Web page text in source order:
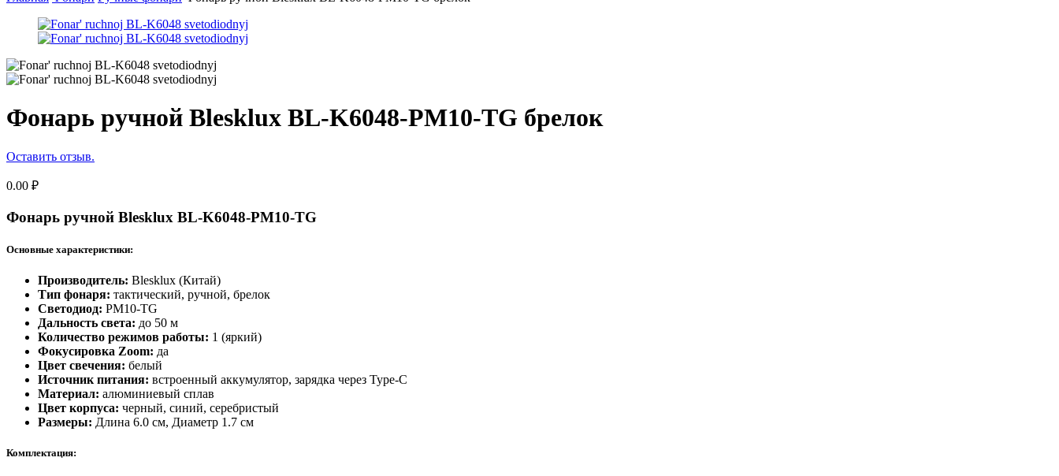
Фонарь ручной Blesklux BL-K6048-PM10-TG брелок
Оставить отзыв.
0.00 ₽
Фонарь ручной Blesklux BL-K6048-PM10-TG
Основные характеристики:
Производитель: Blesklux (Китай)
Тип фонаря: тактический, ручной, брелок
Светодиод: PM10-TG
Дальность света: до 50 м
Количество режимов работы: 1 (яркий)
Фокусировка Zoom: да
Цвет свечения: белый
Источник питания: встроенный аккумулятор, зарядка через Type-C
Материал: алюминиевый сплав
Цвет корпуса: черный, синий, серебристый
Размеры: Длина 6.0 см, Диаметр 1.7 см
Комплектация: